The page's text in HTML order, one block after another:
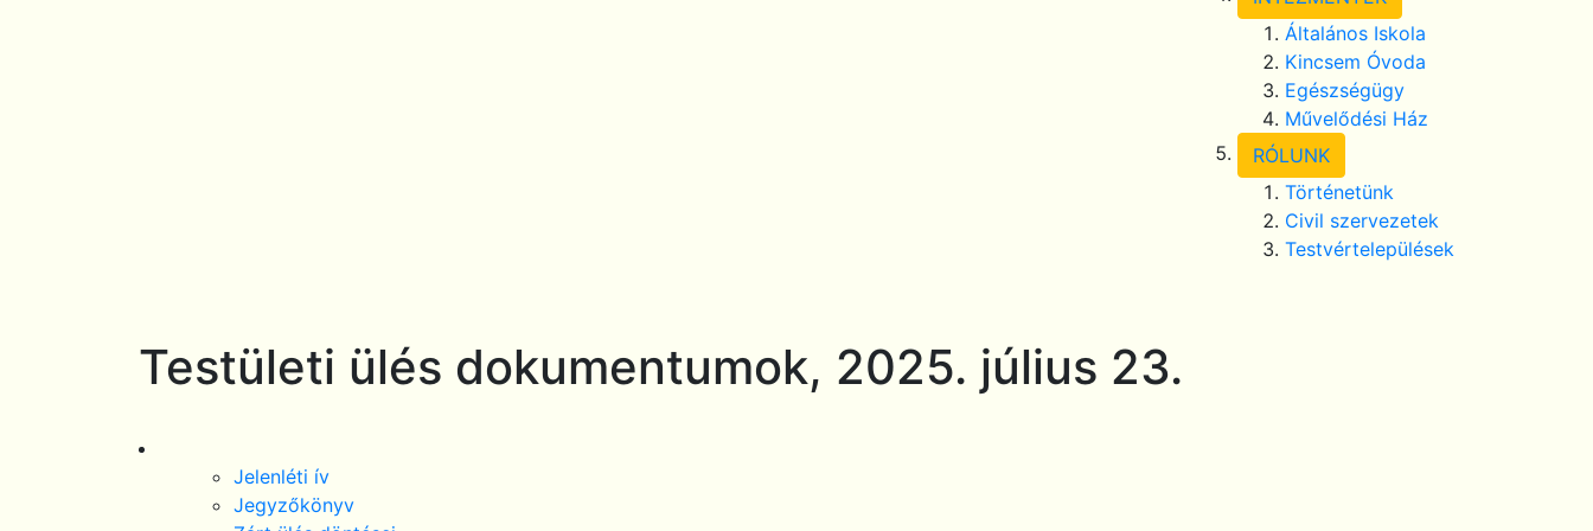
Általános Iskola
Kincsem Óvoda
Egészségügy
Művelődési Ház
RÓLUNK
Történetünk
Civil szervezetek
Testvértelepülések
Testületi ülés dokumentumok, 2025. július 23.
Jelenléti ív
Jegyzőkönyv